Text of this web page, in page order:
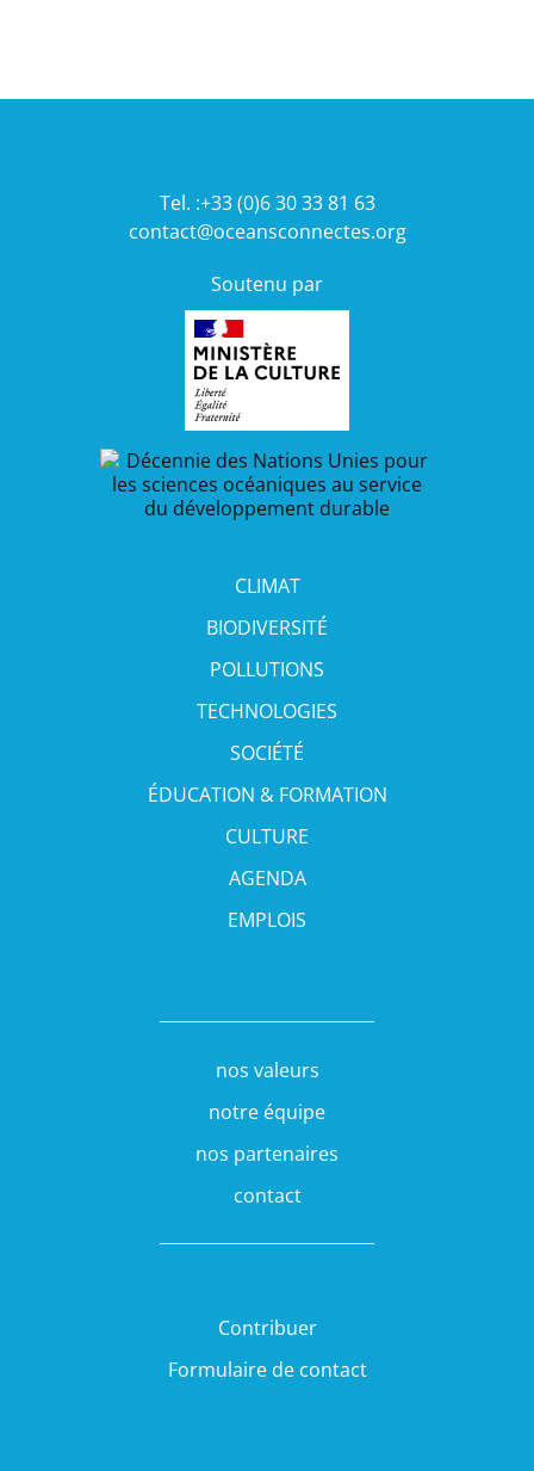
Tel. :+33 (0)6 30 33 81 63
contact@oceansconnectes.org
Soutenu par
CLIMAT
BIODIVERSITÉ
POLLUTIONS
TECHNOLOGIES
SOCIÉTÉ
ÉDUCATION & FORMATION
CULTURE
AGENDA
EMPLOIS
nos valeurs
notre équipe
nos partenaires
contact
Contribuer
Formulaire de contact